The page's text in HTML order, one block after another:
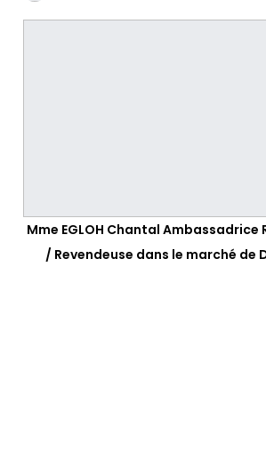
Mme EGLOH Chantal
/ Revendeuse dans le marché de